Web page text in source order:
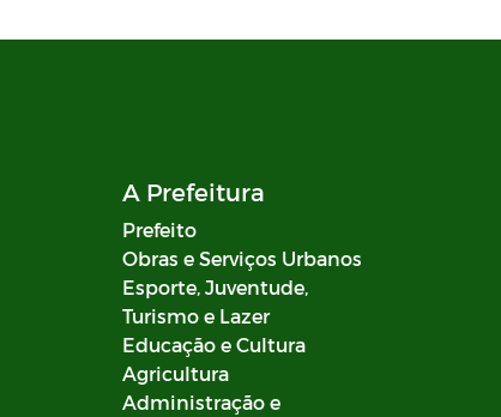
A Prefeitura
Prefeito
Obras e Serviços Urbanos
Esporte, Juventude,
Turismo e Lazer
Educação e Cultura
Agricultura
Administração e